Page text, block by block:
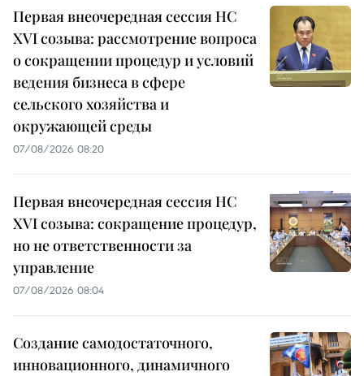
Первая внеочередная сессия НС
XVI созыва: рассмотрение вопроса
о сокращении процедур и условий
ведения бизнеса в сфере
сельского хозяйства и
окружающей среды
07/08/2026 08:20
Первая внеочередная сессия НС
XVI созыва: сокращение процедур,
но не ответственности за
управление
07/08/2026 08:04
Создание самодостаточного,
инновационного, динамичного